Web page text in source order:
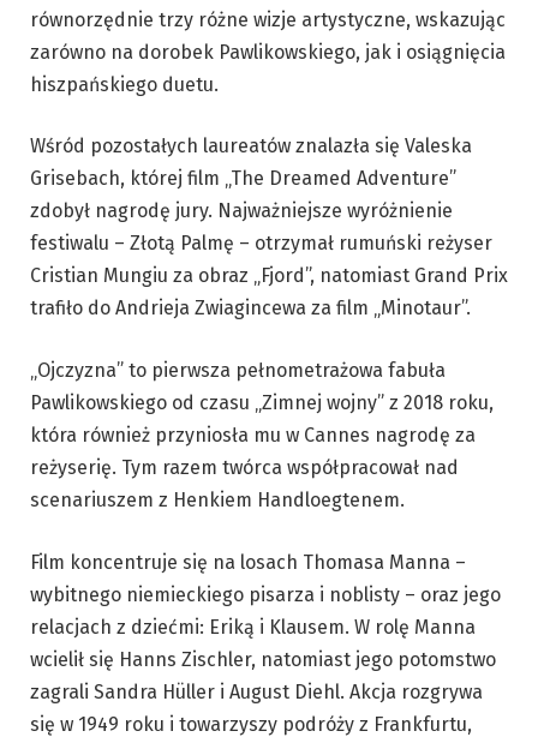
równorzędnie trzy różne wizje artystyczne, wskazując
zarówno na dorobek Pawlikowskiego, jak i osiągnięcia
hiszpańskiego duetu.
Wśród pozostałych laureatów znalazła się Valeska
Grisebach, której film „The Dreamed Adventure”
zdobył nagrodę jury. Najważniejsze wyróżnienie
festiwalu – Złotą Palmę – otrzymał rumuński reżyser
Cristian Mungiu za obraz „Fjord”, natomiast Grand Prix
trafiło do Andrieja Zwiagincewa za film „Minotaur”.
„Ojczyzna” to pierwsza pełnometrażowa fabuła
Pawlikowskiego od czasu „Zimnej wojny” z 2018 roku,
która również przyniosła mu w Cannes nagrodę za
reżyserię. Tym razem twórca współpracował nad
scenariuszem z Henkiem Handloegtenem.
Film koncentruje się na losach Thomasa Manna –
wybitnego niemieckiego pisarza i noblisty – oraz jego
relacjach z dziećmi: Eriką i Klausem. W rolę Manna
wcielił się Hanns Zischler, natomiast jego potomstwo
zagrali Sandra Hüller i August Diehl. Akcja rozgrywa
się w 1949 roku i towarzyszy podróży z Frankfurtu,